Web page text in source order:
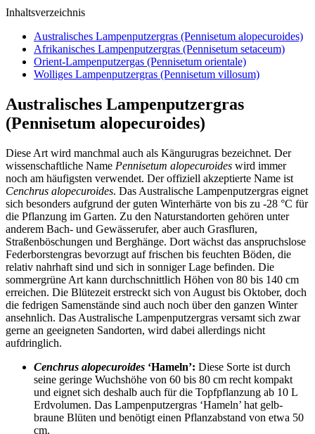
Inhaltsverzeichnis
Australisches Lampenputzergras (Pennisetum alopecuroides)
Afrikanisches Lampenputzergras (Pennisetum setaceum)
Orient-Lampenputzergas (Pennisetum orientale)
Wolliges Lampenputzergras (Pennisetum villosum)
Australisches Lampenputzergras
(Pennisetum alopecuroides)
Diese Art wird manchmal auch als Kängurugras bezeichnet. Der
wissenschaftliche Name Pennisetum alopecuroides wird immer
noch am häufigsten verwendet. Der offiziell akzeptierte Name ist
Cenchrus alopecuroides. Das Australische Lampenputzergras eignet
sich besonders aufgrund der guten Winterhärte von bis zu -28 °C für
die Pflanzung im Garten. Zu den Naturstandorten gehören unter
anderem Bach- und Gewässerufer, aber auch Grasfluren,
Straßenböschungen und Berghänge. Dort wächst das anspruchslose
Federborstengras bevorzugt auf frischen bis feuchten Böden, die
relativ nahrhaft sind und sich in sonniger Lage befinden. Die
sommergrüne Art kann durchschnittlich Höhen von 80 bis 140 cm
erreichen. Die Blütezeit erstreckt sich von August bis Oktober, doch
die fedrigen Samenstände sind auch noch über den ganzen Winter
ansehnlich. Das Australische Lampenputzergras versamt sich zwar
gerne an geeigneten Sandorten, wird dabei allerdings nicht
aufdringlich.
Cenchrus alopecuroides ‘Hameln’: Diese Sorte ist durch
seine geringe Wuchshöhe von 60 bis 80 cm recht kompakt
und eignet sich deshalb auch für die Topfpflanzung ab 10 L
Erdvolumen. Das Lampenputzergras ‘Hameln’ hat gelb-
braune Blüten und benötigt einen Pflanzabstand von etwa 50
cm.